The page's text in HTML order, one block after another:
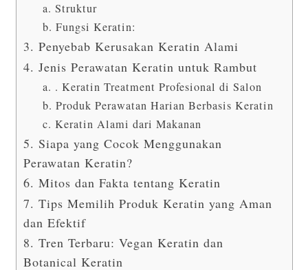
a. Struktur
b. Fungsi Keratin:
3. Penyebab Kerusakan Keratin Alami
4. Jenis Perawatan Keratin untuk Rambut
a. . Keratin Treatment Profesional di Salon
b. Produk Perawatan Harian Berbasis Keratin
c. Keratin Alami dari Makanan
5. Siapa yang Cocok Menggunakan
Perawatan Keratin?
6. Mitos dan Fakta tentang Keratin
7. Tips Memilih Produk Keratin yang Aman
dan Efektif
8. Tren Terbaru: Vegan Keratin dan
Botanical Keratin